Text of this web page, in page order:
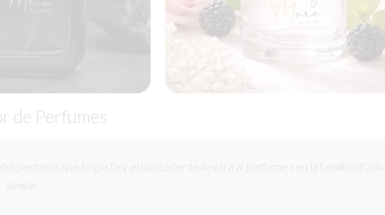
de Perfumes
perfume que te gusta y el buscador te llevará al perfume con la familia
similar.